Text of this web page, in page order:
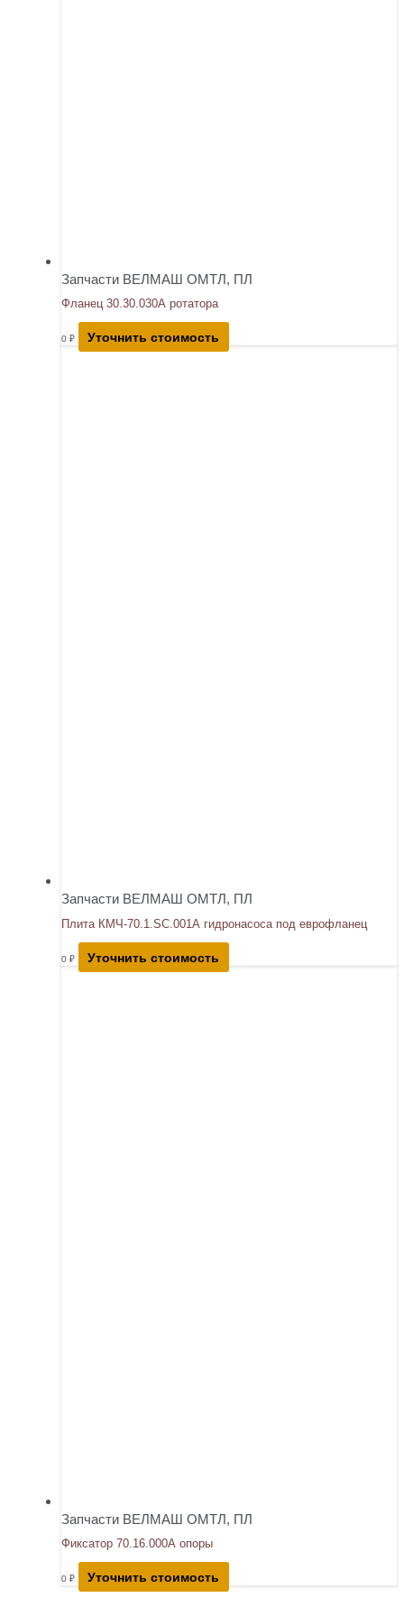
Запчасти ВЕЛМАШ ОМТЛ, ПЛ
Фланец 30.30.030А ротатора
0 ₽ Уточнить стоимость
Запчасти ВЕЛМАШ ОМТЛ, ПЛ
Плита КМЧ-70.1.SC.001А гидронасоса под еврофланец
0 ₽ Уточнить стоимость
Запчасти ВЕЛМАШ ОМТЛ, ПЛ
Фиксатор 70.16.000А опоры
0 ₽ Уточнить стоимость